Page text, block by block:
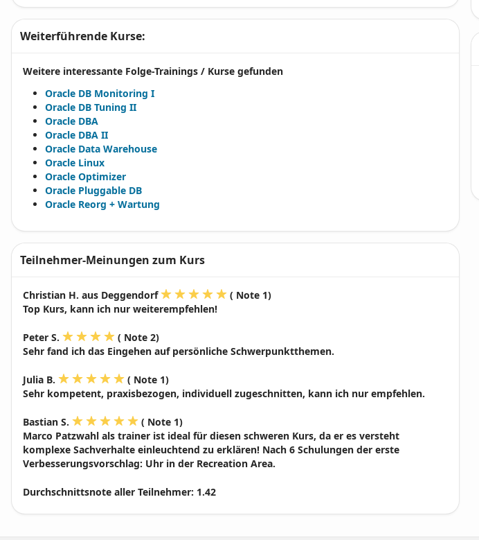
Weiterführende Kurse:
Weitere interessante Folge-Trainings / Kurse gefunden
Oracle DB Monitoring I
Oracle DB Tuning II
Oracle DBA
Oracle DBA II
Oracle Data Warehouse
Oracle Linux
Oracle Optimizer
Oracle Pluggable DB
Oracle Reorg + Wartung
Teilnehmer-Meinungen zum Kurs
Christian H. aus Deggendorf
( Note 1)
Top Kurs, kann ich nur weiterempfehlen!
Peter S.
( Note 2)
Sehr fand ich das Eingehen auf persönliche Schwerpunktthemen.
Julia B.
( Note 1)
Sehr kompetent, praxisbezogen, individuell zugeschnitten, kann ich nur empfehlen.
Bastian S.
( Note 1)
Marco Patzwahl als trainer ist ideal für diesen schweren Kurs, da er es versteht
komplexe Sachverhalte einleuchtend zu erklären! Nach 6 Schulungen der erste
Verbesserungsvorschlag: Uhr in der Recreation Area.
Durchschnittsnote aller Teilnehmer: 1.42